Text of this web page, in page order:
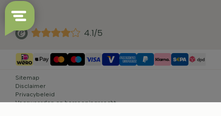
4.1/5
Sitemap
Disclaimer
Privacybeleid
Voorwaarden en herroepingsrecht